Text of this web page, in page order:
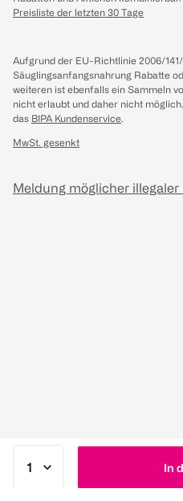
In
Preisliste der letzten 30 Tage
Aufgrund der EU-Richtlinie 2006/
Säuglingsanfangsnahrung Rabatte
weiteren ist ebenfalls ein Sammeln
nicht erlaubt und daher nicht möglich.
das BIPA Kundenservice.
MwSt. gesenkt
Meldung möglicher